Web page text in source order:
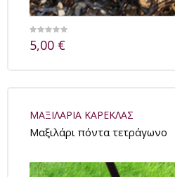
5,00 €
ΜΑΞΙΛΑΡΙΑ ΚΑΡΕΚΛΑΣ
Μαξιλάρι πόντα τετράγωνο